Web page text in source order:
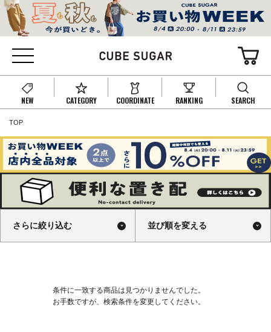
NEW CATEGORY COORDINATE RANKING SEARCH
TOP
さらに絞り込む 並び順を変える
条件に一致する商品は見つかりませんでした。
お手数ですが、検索条件を変更してください。